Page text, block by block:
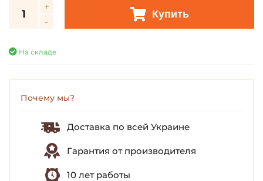
Купить
На складе
Почему мы?
Доставка по всей Украине
Гарантия от производителя
10 лет работы